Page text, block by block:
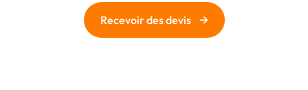
Recevoir des devis →